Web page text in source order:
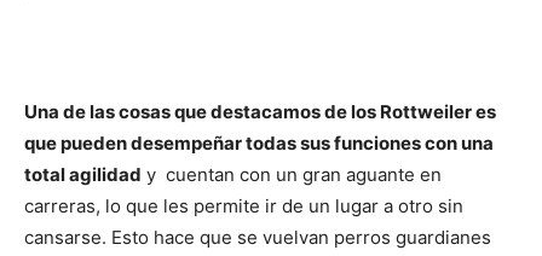
Una de las cosas que destacamos de los Rottweiler es
que pueden desempeñar todas sus funciones con una
total agilidad y cuentan con un gran aguante en
carreras, lo que les permite ir de un lugar a otro sin
cansarse. Esto hace que se vuelvan perros guardianes